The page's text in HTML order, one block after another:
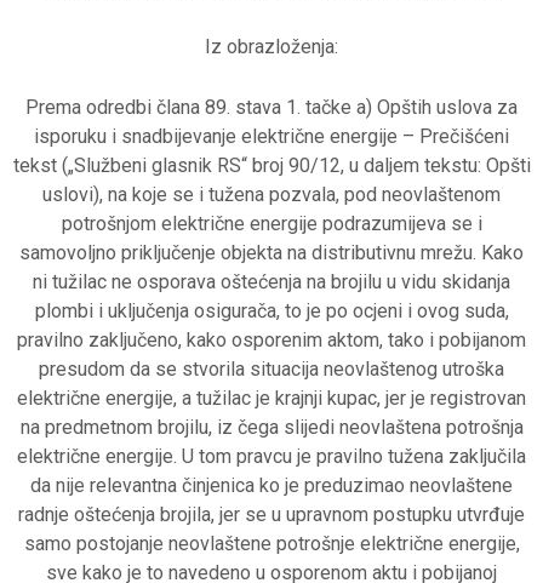
Iz obrazloženja:
Prema odredbi člana 89. stava 1. tačke a) Opštih uslova za
isporuku i snadbijevanje električne energije – Prečišćeni
tekst („Službeni glasnik RS“ broj 90/12, u daljem tekstu: Opšti
uslovi), na koje se i tužena pozvala, pod neovlaštenom
potrošnjom električne energije podrazumijeva se i
samovoljno priključenje objekta na distributivnu mrežu. Kako
ni tužilac ne osporava oštećenja na brojilu u vidu skidanja
plombi i uključenja osigurača, to je po ocjeni i ovog suda,
pravilno zaključeno, kako osporenim aktom, tako i pobijanom
presudom da se stvorila situacija neovlaštenog utroška
električne energije, a tužilac je krajnji kupac, jer je registrovan
na predmetnom brojilu, iz čega slijedi neovlaštena potrošnja
električne energije. U tom pravcu je pravilno tužena zaključila
da nije relevantna činjenica ko je preduzimao neovlaštene
radnje oštećenja brojila, jer se u upravnom postupku utvrđuje
samo postojanje neovlaštene potrošnje električne energije,
sve kako je to navedeno u osporenom aktu i pobijanoj